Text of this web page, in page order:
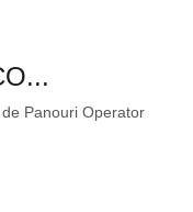
Panouri Operator